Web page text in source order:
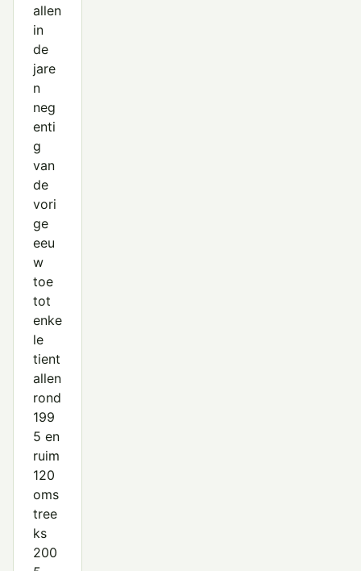
allen
in
de
jare
n
neg
enti
g
van
de
vori
ge
eeu
w
toe
tot
enke
le
tient
allen
rond
199
5 en
ruim
120
oms
tree
ks
200